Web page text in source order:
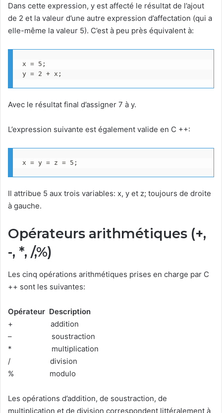
Dans cette expression, y est affecté le résultat de l’ajout
de 2 et la valeur d’une autre expression d’affectation (qui a
elle-même la valeur 5). C’est à peu près équivalent à:
x = 5;
y = 2 + x;
Avec le résultat final d’assigner 7 à y.
L’expression suivante est également valide en C ++:
x = y = z = 5;
Il attribue 5 aux trois variables: x, y et z; toujours de droite
à gauche.
Opérateurs arithmétiques (+,
-, *, /,%)
Les cinq opérations arithmétiques prises en charge par C
++ sont les suivantes:
Opérateur Description
+ addition
– soustraction
* multiplication
/ division
% modulo
Les opérations d’addition, de soustraction, de
multiplication et de division correspondent littéralement à